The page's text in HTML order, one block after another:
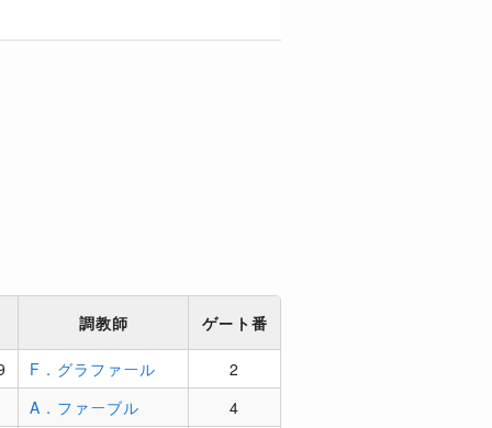
調教師 ゲート番
F．グラファール
2
A．ファーブル
4